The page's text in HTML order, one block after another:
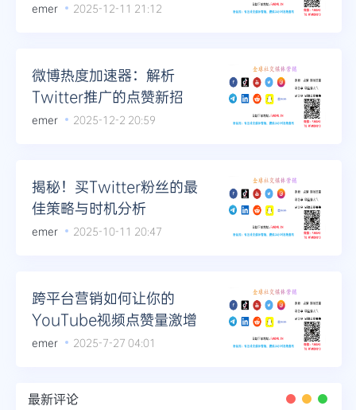
emer 2025-12-11 21:12
微博热度加速器：解析
Twitter推广的点赞新招
emer 2025-12-2 20:59
揭秘！买Twitter粉丝的最
佳策略与时机分析
emer 2025-10-11 20:47
跨平台营销如何让你的
YouTube视频点赞量激增
emer 2025-7-27 04:01
最新评论